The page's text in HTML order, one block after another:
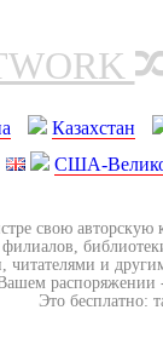
Казахстан
США-
свою
читателями и
распоряжении
Это бесплатно: